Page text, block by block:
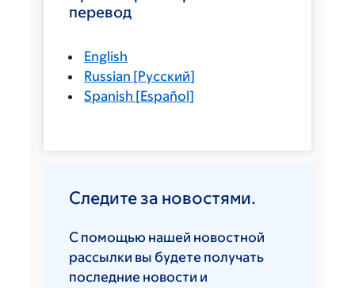
перевод
English
Russian [Русский]
Spanish [Español]
Следите за новостями.
С помощью нашей новостной
рассылки вы будете получать
последние новости и